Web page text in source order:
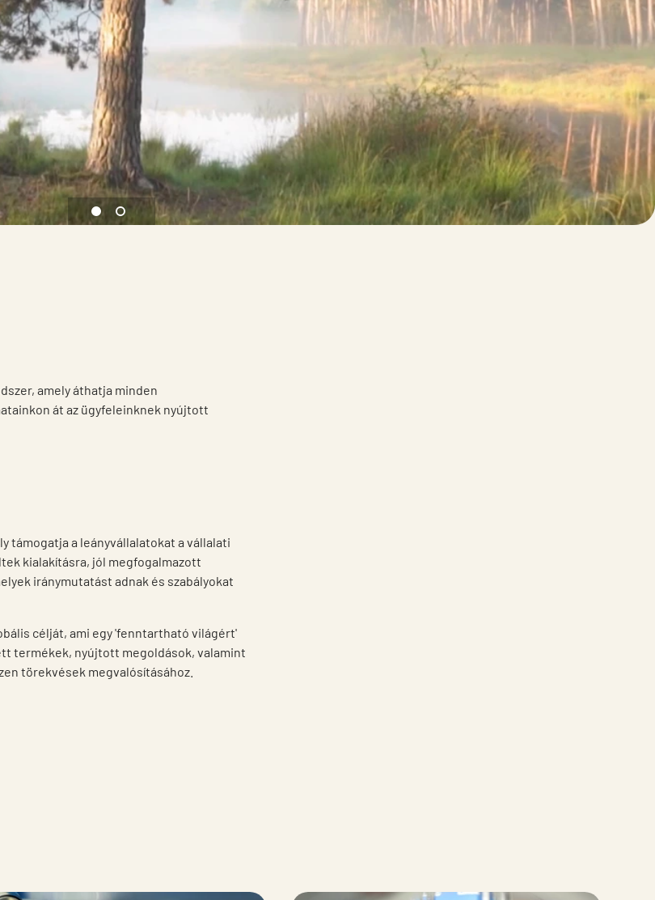
1 undefined
2 For a better climate
amely áthatja minden
át az ügyfeleinknek nyújtott
a leányvállalatokat a vállalati
kialakításra, jól megfogalmazott
iránymutatást adnak és szabályokat
célját, ami egy 'fenntartható világért'
termékek, nyújtott megoldások, valamint
törekvések megvalósításához.